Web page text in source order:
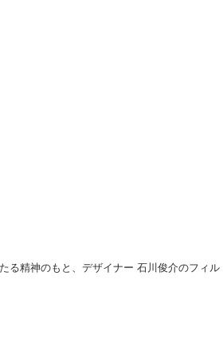
る精神のもと、デザイナー 石川俊介のフィル